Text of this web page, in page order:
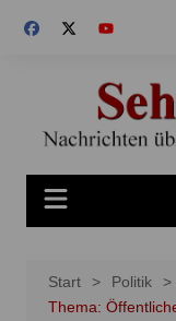
Inhalt
Start Politik
Thema: